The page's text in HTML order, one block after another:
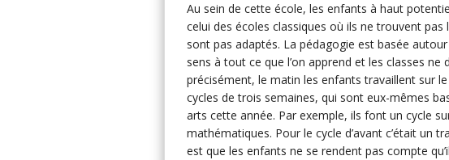
Au sein de cette école, les enfants à haut
celui des écoles classiques où ils ne trouvent
sont pas adaptés. La pédagogie est basée
sens à tout ce que l’on apprend et les classes ne
précisément, le matin les enfants travaillent sur
cycles de trois semaines, qui sont eux-mêmes
arts cette année. Par exemple, ils font un cycle
mathématiques. Pour le cycle d’avant c’était un
est que les enfants ne se rendent pas compte